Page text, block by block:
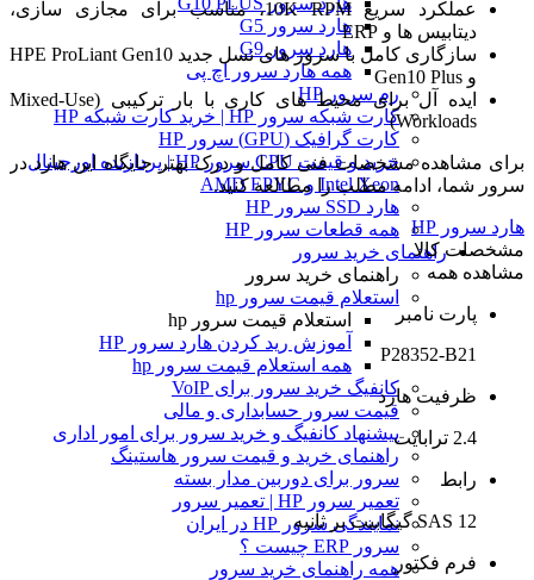
هارد سرور G5
هارد سرور G9
همه هارد سرور اچ پی
رم سرور HP
کارت شبکه سرور HP | خرید کارت شبکه HP
کارت گرافیک (GPU) سرور HP
خرید و قیمت CPU سرور HP | پردازنده اورجینال
Intel Xeon و AMD EPYC
هارد SSD سرور HP
همه قطعات سرور HP
راهنمای خرید سرور
راهنمای خرید سرور
استعلام قیمت سرور hp
استعلام قیمت سرور hp
آموزش ريد كردن هارد سرور HP
همه استعلام قیمت سرور hp
کانفیگ خرید سرور برای VoIP
قیمت سرور حسابداری و مالی
پیشنهاد کانفیگ و خرید سرور برای امور اداری
راهنمای خرید و قیمت سرور هاستینگ
سرور برای دوربین مدار بسته
تعمیر سرور HP | تعمیر سرور
نمایندگی سرور HP در ایران
سرور ERP چیست ؟
همه راهنمای خرید سرور
عملکرد سریع 10K RPM، مناسب برای مجازی سازی،
دیتابیس ها و ERP
سازگاری کامل با سرور های نسل جدید HPE ProLiant Gen10
و Gen10 Plus
ایده آل برای محیط های کاری با بار ترکیبی (Mixed-Use
Workloads)
برای مشاهده مشخصات فنی کامل و درک بهتر جایگاه این هارد در
سرور شما، ادامه مطلب را مطالعه کنید.
هارد سرور HP
مشخصات کالا
مشاهده همه
پارت نامبر
P28352-B21
ظرفیت هارد
2.4 ترابایت
رابط
SAS 12 گیگابیت بر ثانیه
فرم فکتور